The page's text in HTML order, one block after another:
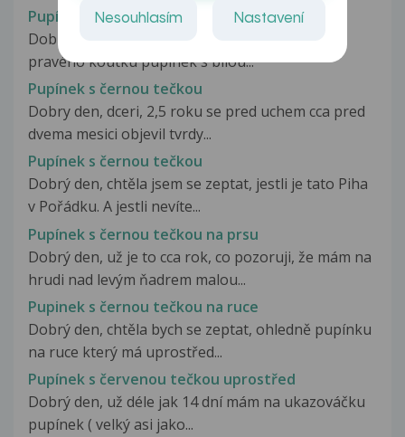
Pupínek s bílou tečkou vypadající jako beďar
Dobrý den. Paní doktorko udělal se mi na rtu u
pravého koutku pupínek s bílou...
Pupínek s černou tečkou
Dobry den, dceri, 2,5 roku se pred uchem cca pred
dvema mesici objevil tvrdy...
Pupínek s černou tečkou
Dobrý den, chtěla jsem se zeptat, jestli je tato Piha
v Pořádku. A jestli nevíte...
Pupínek s černou tečkou na prsu
Dobrý den, už je to cca rok, co pozoruji, že mám na
hrudi nad levým ňadrem malou...
Pupinek s černou tečkou na ruce
Dobrý den, chtěla bych se zeptat, ohledně pupínku
na ruce který má uprostřed...
Pupínek s červenou tečkou uprostřed
Dobrý den, už déle jak 14 dní mám na ukazováčku
pupínek ( velký asi jako...
Nesouhlasím Nastavení